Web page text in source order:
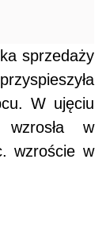
sprzedaży
W ujęciu
wzrosła w
wzroście w